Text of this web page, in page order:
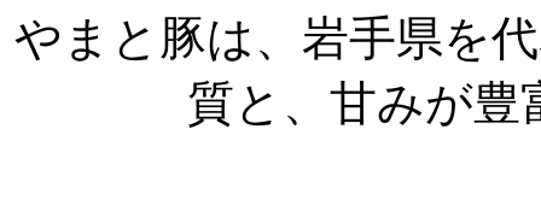
やまと豚は、岩手県を
質と、甘みが豊